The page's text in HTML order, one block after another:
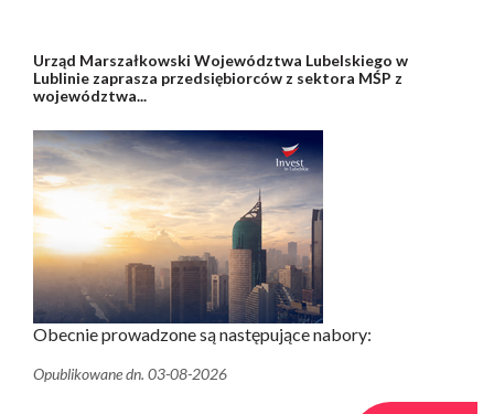
Urząd Marszałkowski Województwa Lubelskiego w
Lublinie zaprasza przedsiębiorców z sektora MŚP z
województwa...
Obecnie prowadzone są następujące nabory:
Opublikowane dn. 03-08-2026